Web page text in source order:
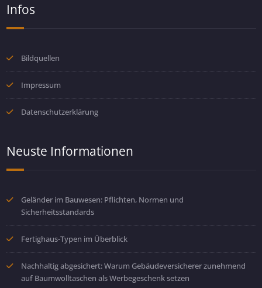
Infos
Bildquellen
Impressum
Datenschutzerklärung
Neuste Informationen
Geländer im Bauwesen: Pflichten, Normen und
Sicherheitsstandards
Fertighaus-Typen im Überblick
Nachhaltig abgesichert: Warum Gebäudeversicherer zunehmend
auf Baumwolltaschen als Werbegeschenk setzen